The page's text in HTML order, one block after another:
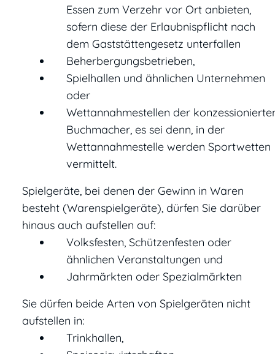
Essen zum Verzehr vor Ort anbieten,
sofern diese der Erlaubnispflicht nach
dem Gaststättengesetz unterfallen
Beherbergungsbetrieben,
Spielhallen und ähnlichen Unternehmen
oder
Wettannahmestellen der
Buchmacher, es sei denn, in der
Wettannahmestelle werden Sportwetten
vermittelt.
Spielgeräte, bei denen der Gewinn in Waren
besteht (Warenspielgeräte), dürfen Sie darüber
hinaus auch aufstellen auf:
Volksfesten, Schützenfesten oder
ähnlichen Veranstaltungen und
Jahrmärkten oder Spezialmärkten
Sie dürfen beide Arten von Spielgeräten nicht
aufstellen in:
Trinkhallen,